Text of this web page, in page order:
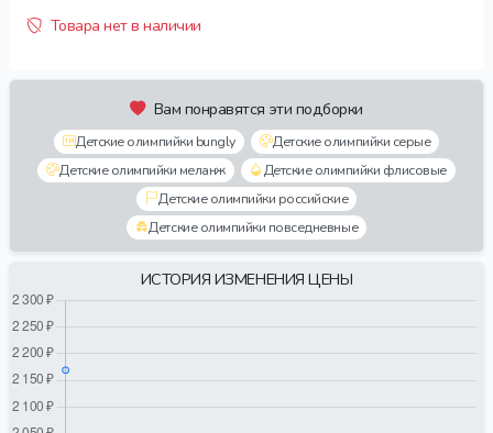
Товара нет в наличии
Вам понравятся эти подборки
Детские олимпийки bungly
Детские олимпийки серые
Детские олимпийки меланж
Детские олимпийки флисовые
Детские олимпийки российские
Детские олимпийки повседневные
ИСТОРИЯ ИЗМЕНЕНИЯ ЦЕНЫ